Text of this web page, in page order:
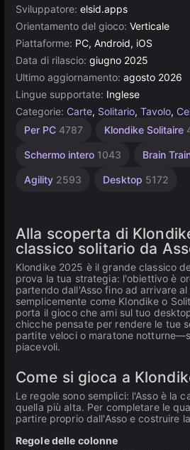
Sviluppatore: elsid.apps
Orientamento del gioco: Verticale
Piattaforme: PC, Android, iOS
Data di rilascio: giugno 2025
Ultimo aggiornamento: agosto 2026
Lingue supportate: Inglese
Categorie: Carte, Solitario, Tavolo,
Per PC 4787 Klondike Solitaire
Schermo intero 1043 Brain
Agility 2593 Desktop 5172
Alta
3572
Russi
Browser
Alla scoperta di
classico solitario da
Klondike 2025 è il grande classico
prova la tua strategia: l'obiettivo è
partendo dall'Asso fino ad arrivare
semplicemente come Klondike o
porta il gioco che ami sul tuo
chicche pensate per rendere le tue
partite veloci o maratone
piacevoli.
Come si gioca a
Le regole sono semplici: l'Asso è la
quella più alta. Per completare le
partire proprio dall'Asso e costruire
Regole delle colonne